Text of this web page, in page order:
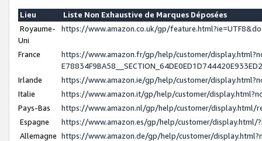
Lieu
Liste Non Exhaustive de Marques Déposées
Royaume-
Uni
https://www.amazon.co.uk/gp/
France
https://www.amazon.fr/gp/help/customer/
Irlande
https://www.amazon.ie/gp/help/customer/
Italie
https://www.amazon.it/gp/help/customer/
Pays-Bas
https://www.amazon.nl/gp/help/customer/display.html/
Espagne
https://www.amazon.es/gp/help/customer/display.html/
Allemagne https://www.amazon.de/gp/help/customer/